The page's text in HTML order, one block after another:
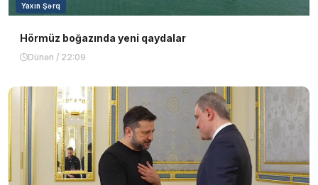
Yaxın Şərq
Hörmüz boğazında yeni qaydalar
Dünən / 22:09